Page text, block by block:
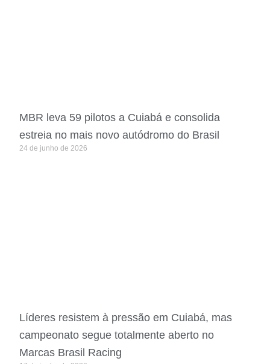
MBR leva 59 pilotos a Cuiabá e consolida
estreia no mais novo autódromo do Brasil
24 de junho de 2026
Líderes resistem à pressão em Cuiabá, mas
campeonato segue totalmente aberto no
Marcas Brasil Racing